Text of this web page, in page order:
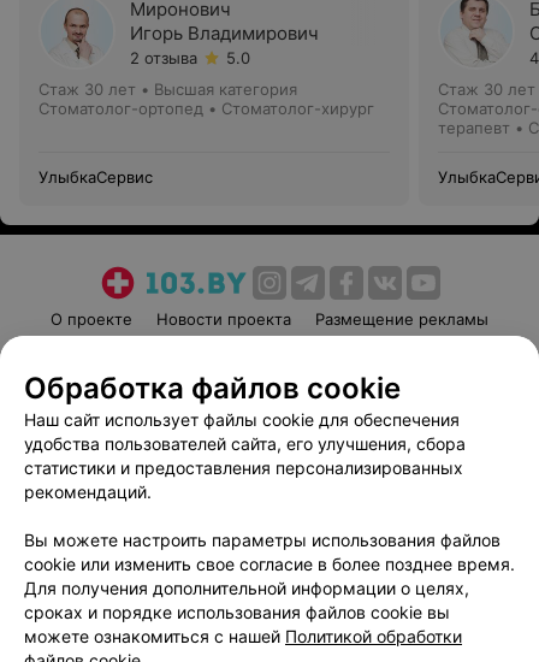
Миронович
Игорь Владимирович
2 отзыва
5.0
Стаж 30 лет • Высшая категория
Стоматолог-ортопед • Стоматолог-хирург
УлыбкаСервис
Стаж 30 лет
терапевт •
О проекте Новости проекта
Размещение рекламы
Пользовательское соглашение
Способы оплаты
Вакансии
Партнеры
Написать руководителю 103.by
Обработка персональных данных
Обработка файлов cookie
Наш сайт использует файлы cookie для обеспечения
удобства пользователей сайта, его улучшения, сбора
статистики и предоставления персонализированных
рекомендаций.
Вы можете настроить параметры использования файлов
cookie или изменить свое согласие в более позднее время.
Для получения дополнительной информации о целях,
сроках и порядке использования файлов cookie вы
можете ознакомиться с нашей Политикой обработки